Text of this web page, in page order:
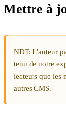
Mettre à
NDT: L'auteur
tenu de notre
lecteurs que les
autres CMS.